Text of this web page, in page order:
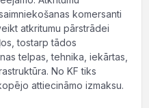
komersanti
atkritumu pārstrādei
tostarp tādos
telpas, tehnika, iekārtas,
No KF tiks
attiecināmo izmaksu.